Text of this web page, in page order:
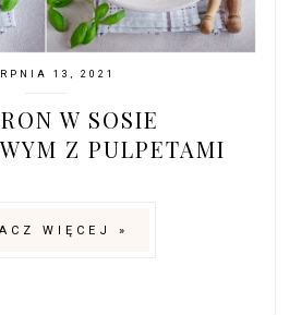
13, 2021
W SOSIE
Z PULPETAMI
WIĘCEJ »